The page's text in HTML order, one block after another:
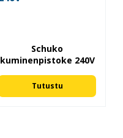
Schuko
kuminenpistoke 240V
Tutustu